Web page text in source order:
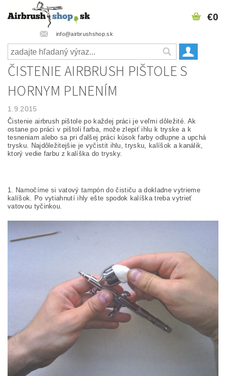
info@airbrushshop.sk
€0
ČISTENIE AIRBRUSH PIŠTOLE S
HORNYM PLNENÍM
1.9.2015
Čistenie airbrush pištole po každej práci je veľmi dôležité. Ak
ostane po práci v pištoli farba, može zlepiť ihlu k tryske a k
tesneniam alebo sa pri ďalšej práci kúsok farby odlupne a upchá
trysku. Najdôležitejšie je vyčistit ihlu, trysku, kalíšok a kanálik,
ktorý vedie farbu z kalíška do trysky.
1. Namočíme si vatový tampón do čističu a dokladne vytrieme
kalíšok. Po vytiahnutí ihly ešte spodok kalíška treba vytrieť
vatovou tyčinkou.